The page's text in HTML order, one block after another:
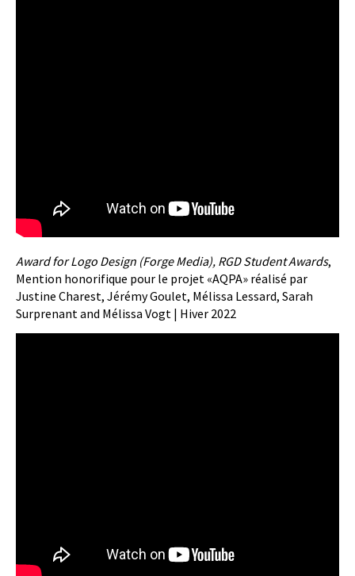
Award for Logo Design (Forge Media), RGD Student Awards,
Mention honorifique pour le projet «AQPA» réalisé par
Justine Charest, Jérémy Goulet, Mélissa Lessard, Sarah
Surprenant and Mélissa Vogt | Hiver 2022